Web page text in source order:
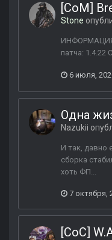
[CoM]
Stone
ИНФОРМАЦИЯ:
патча:
6 июля,
Одна
Nazukii
И так, давно
сборка
хоть ФП...
7 октября,
[CoC]